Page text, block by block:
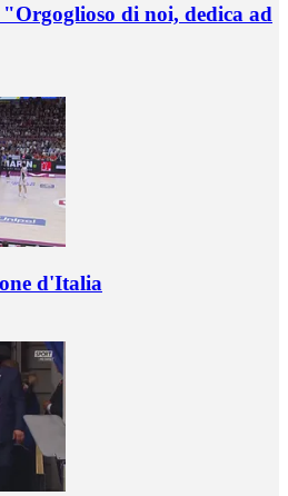
di noi, dedica ad
d'Italia